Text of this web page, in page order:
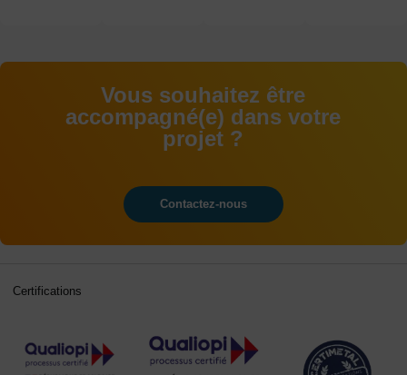
Vous souhaitez être
accompagné(e) dans votre
projet ?
Contactez-nous
Certifications